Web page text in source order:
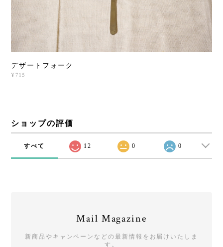
デザートフォーク
¥715
ショップの評価
すべて 12 0 0
Mail Magazine
新商品やキャンペーンなどの最新情報をお届けいたしま
す。